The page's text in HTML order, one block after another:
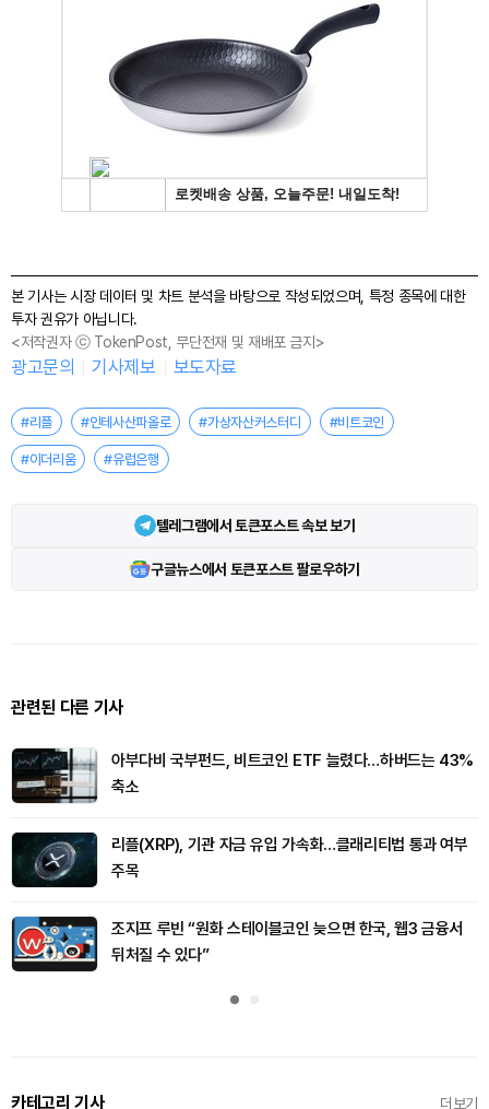
본 기사는 시장 데이터 및 차트 분석을 바탕으로 작성되었으며, 특정 종목에 대한
투자 권유가 아닙니다.
<저작권자 ⓒ TokenPost, 무단전재 및 재배포 금지>
광고문의 기사제보 보도자료
#리플 #인테사산파올로 #가상자산커스터디 #비트코인
#이더리움 #유럽은행
텔레그램에서 토큰포스트 속보 보기
구글뉴스에서 토큰포스트 팔로우하기
관련된 다른 기사
아부다비 국부펀드, 비트코인 ETF 늘렸다…하버드는 43%
축소
리플(XRP), 기관 자금 유입 가속화…클래리티법 통과 여부
주목
조지프 루빈 “원화 스테이블코인 늦으면 한국, 웹3 금융서
뒤처질 수 있다”
카테고리 기사 더보기